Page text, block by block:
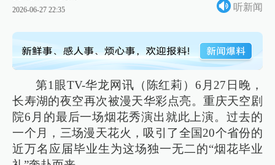
2026-06-27 22:35 听新闻
第1眼TV-华龙网讯（陈红莉）6月27日晚，
长寿湖的夜空再次被漫天华彩点亮。重庆天空剧
院6月的最后一场烟花秀演出就此上演。过去的
一个月，三场漫天花火，吸引了全国20个省份的
近万名应届毕业生为这场独一无二的“烟花毕业